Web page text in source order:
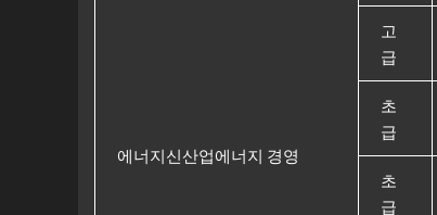
에너지신산업에너지 경영
고
급
초
급
초
급